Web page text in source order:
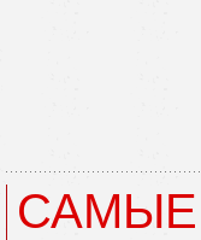
САМЫЕ